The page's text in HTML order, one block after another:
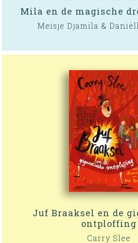
Mila en de magische
Meisje Djamila &
Juf Braaksel en de
ontploffing
Carry Slee